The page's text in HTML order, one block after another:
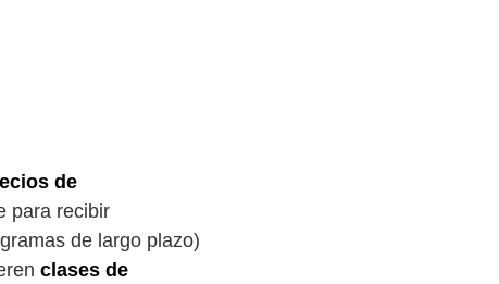
de
para recibir
de largo plazo)
clases de